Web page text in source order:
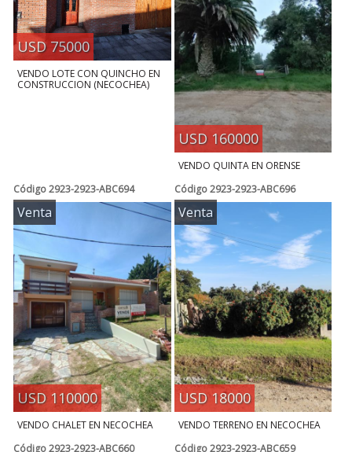
USD 75000
VENDO LOTE CON QUINCHO EN
CONSTRUCCION (NECOCHEA)
USD 160000
VENDO QUINTA EN ORENSE
Código2923-2923-ABC694
Venta
USD 110000
VENDO CHALET EN NECOCHEA
Código2923-2923-ABC696
Venta
USD 18000
VENDO TERRENO EN NECOCHEA
Código2923-2923-ABC660 Código2923-2923-ABC659